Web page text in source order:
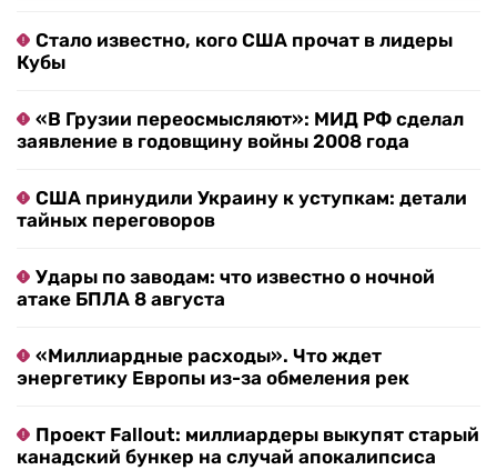
Стало известно, кого США прочат в лидеры
Кубы
«В Грузии переосмысляют»: МИД РФ сделал
заявление в годовщину войны 2008 года
США принудили Украину к уступкам: детали
тайных переговоров
Удары по заводам: что известно о ночной
атаке БПЛА 8 августа
«Миллиардные расходы». Что ждет
энергетику Европы из-за обмеления рек
Проект Fallout: миллиардеры выкупят старый
канадский бункер на случай апокалипсиса